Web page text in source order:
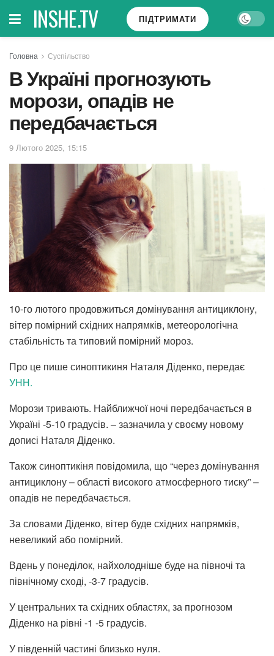
INSHE.TV ПІДТРИМАТИ
Головна Суспільство
В Україні прогнозують
морози, опадів не
передбачається
9 Лютого 2025, 15:15
10-го лютого продовжиться домінування антициклону,
вітер помірний східних напрямків, метеорологічна
стабільність та типовий помірний мороз.
Про це пише синоптикиня Наталя Діденко, передає
УНН.
Морози тривають. Найближчої ночі передбачається в
Україні -5-10 градусів. – зазначила у своєму новому
дописі Наталя Діденко.
Також синоптикіня повідомила, що “через домінування
антициклону – області високого атмосферного тиску” –
опадів не передбачається.
За словами Діденко, вітер буде східних напрямків,
невеликий або помірний.
Вдень у понеділок, найхолодніше буде на півночі та
північному сході, -3-7 градусів.
У центральних та східних областях, за прогнозом
Діденко на рівні -1 -5 градусів.
У південній частині близько нуля.